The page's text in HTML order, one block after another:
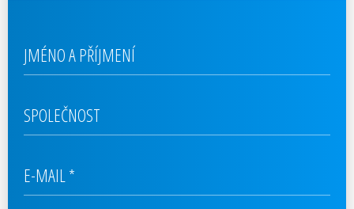
JMÉNO A PŘÍJMENÍ
SPOLEČNOST
E-MAIL *